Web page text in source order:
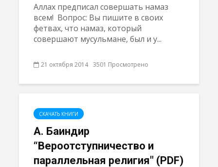
Аллах предписал совершать намаз
всем! Вопрос: Вы пишите в своих
фетвах, что намаз, который
совершают мусульмане, был и у...
21 октября 2014 3501 Просмотрено
CКАЧАТЬ КНИГИ
А. Баиндир
“Вероотступничество и
параллельная религия″ (PDF)